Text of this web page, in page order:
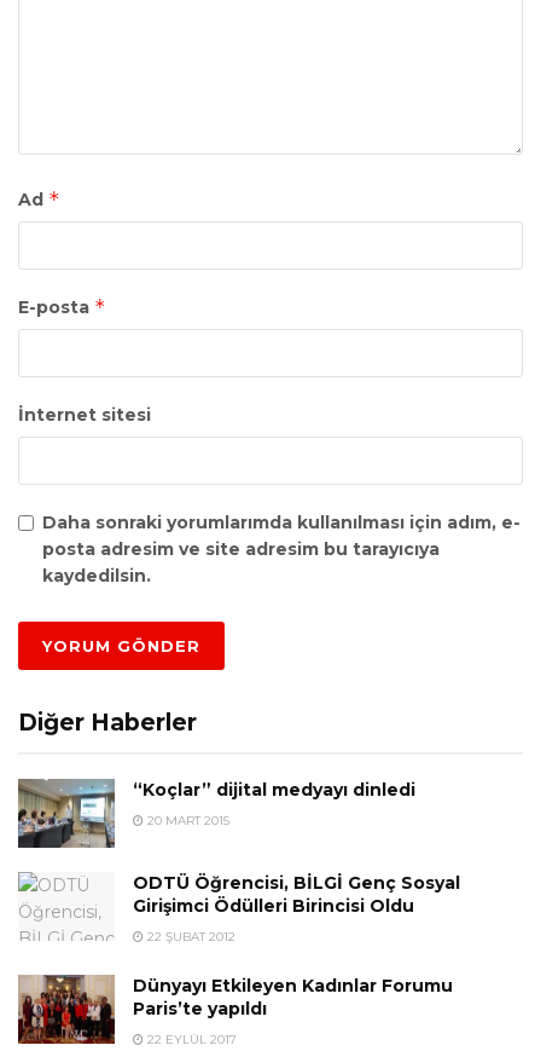
Ad *
E-posta *
İnternet sitesi
Daha sonraki yorumlarımda kullanılması için adım, e-
posta adresim ve site adresim bu tarayıcıya
kaydedilsin.
Diğer Haberler
“Koçlar” dijital medyayı dinledi
20 MART 2015
ODTÜ Öğrencisi, BİLGİ Genç Sosyal
Girişimci Ödülleri Birincisi Oldu
22 ŞUBAT 2012
Dünyayı Etkileyen Kadınlar Forumu
Paris’te yapıldı
22 EYLÜL 2017